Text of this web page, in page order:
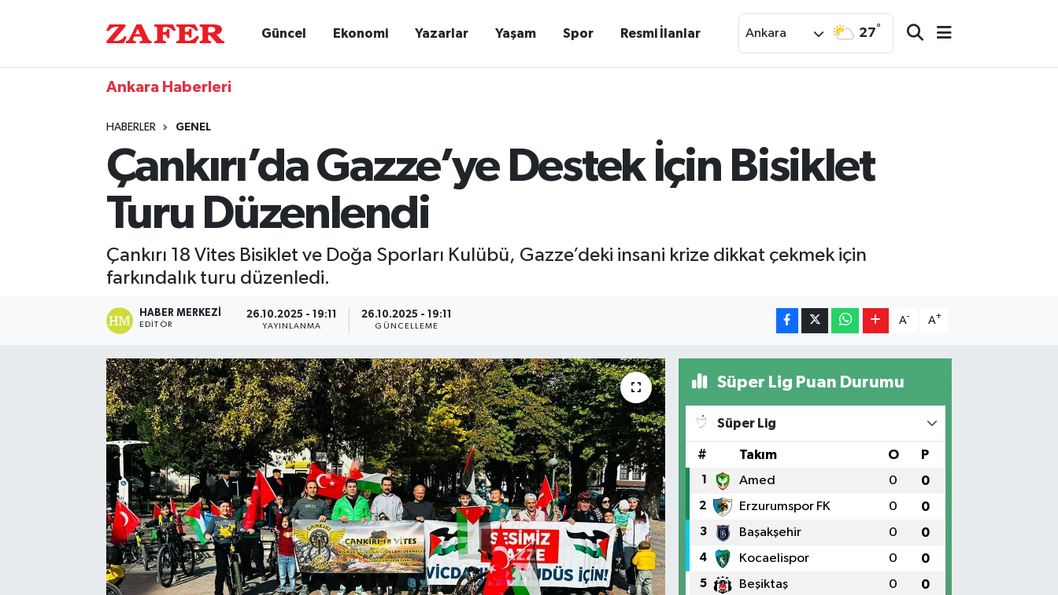
Güncel Ekonomi Yazarlar Yaşam Spor Resmi İlanlar Ankara 27°
Ankara Haberleri
HABERLER GENEL
Çankırı’da Gazze’ye Destek İçin Bisiklet
Turu Düzenlendi
Çankırı 18 Vites Bisiklet ve Doğa Sporları Kulübü, Gazze’deki insani krize dikkat çekmek için
farkındalık turu düzenledi.
HABER MERKEZI
EDITÖR
26.10.2025 - 19:11
YAYINLANMA
26.10.2025 - 19:11
GÜNCELLEME
A- A+
Süper Lig Puan Durumu
Süper Lig
# Takım O P
1 Amed 0 0
2 Erzurumspor FK 0 0
3 Başakşehir 0 0
4 Kocaelispor 0 0
5 Beşiktaş 0 0